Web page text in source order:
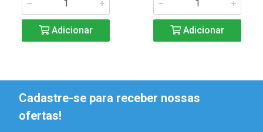
Adicionar Adicionar
Cadastre-se para receber nossas
ofertas!